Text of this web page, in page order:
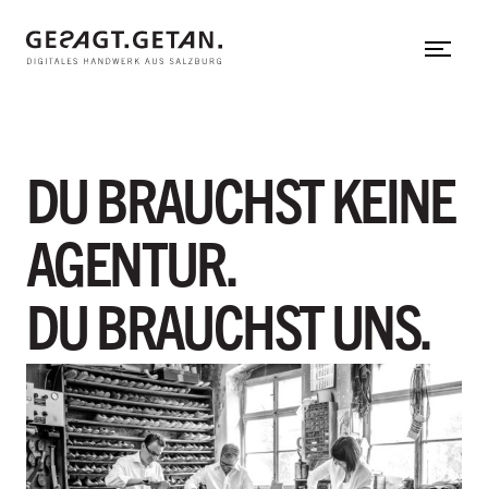
Zum Hauptinhalt
Neos CMS
untermenü einblenden
gesagt.getan.
In aller Kürze
Team
Referenzen
Hinter den Kulissen
Herzensprojekte
DU BRAUCHST KEINE
AGENTUR.
DU BRAUCHST UNS.